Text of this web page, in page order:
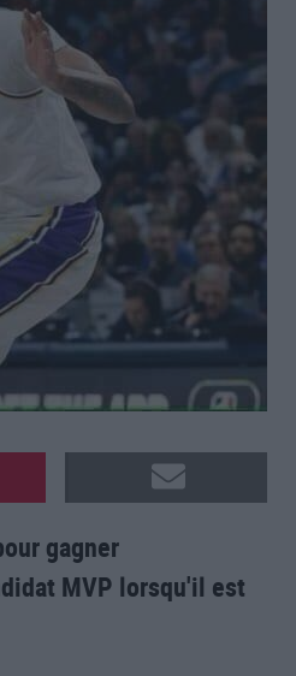
gagner
MVP lorsqu'il est